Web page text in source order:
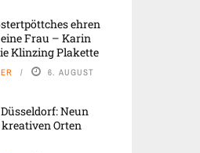
ehren
Frau – Karin
Klinzing Plakette
6. AUGUST
Neun
Orten